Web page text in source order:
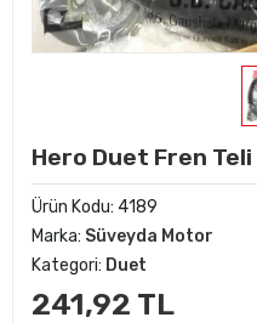
Hero Duet Fren Teli
Ürün Kodu: 4189
Marka: Süveyda Motor
Kategori: Duet
241,92 TL